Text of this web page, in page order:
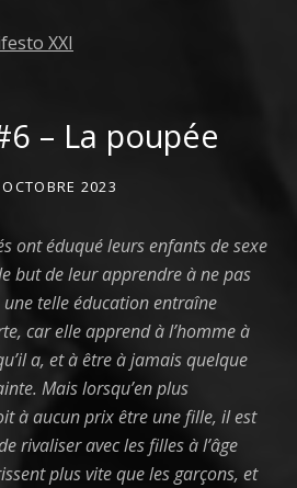
XXI
– La poupée
2023
ont éduqué leurs enfants de sexe
but de leur apprendre à ne pas
telle éducation entraîne
car elle apprend à l’homme à
a, et à être à jamais quelque
Mais lorsqu’en plus
à aucun prix être une fille, il est
rivaliser avec les filles à l’âge
plus vite que les garçons, et